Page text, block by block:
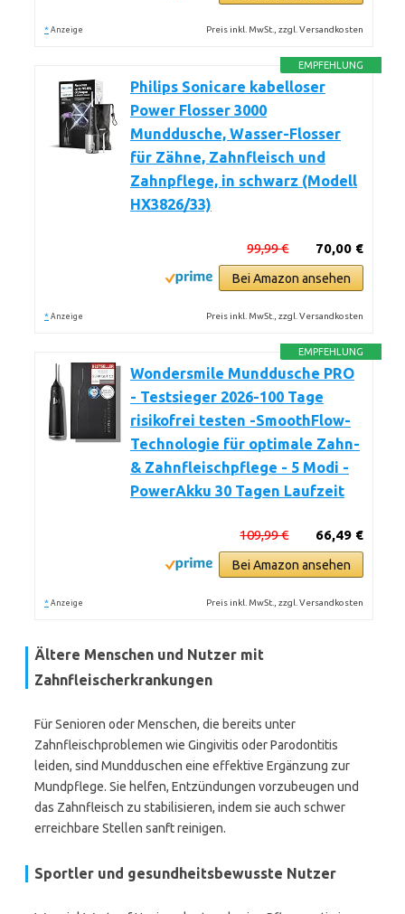
* Anzeige Preis inkl. MwSt., zzgl. Versandkosten
EMPFEHLUNG
Philips Sonicare kabelloser
Power Flosser 3000
Munddusche, Wasser-Flosser
für Zähne, Zahnfleisch und
Zahnpflege, in schwarz (Modell
HX3826/33)
70,00 €
99,99 €
Bei Amazon ansehen
* Anzeige Preis inkl. MwSt., zzgl. Versandkosten
EMPFEHLUNG
Wondersmile Munddusche PRO
- Testsieger 2026-100 Tage
risikofrei testen -SmoothFlow-
Technologie für optimale Zahn-
& Zahnfleischpflege - 5 Modi -
PowerAkku 30 Tagen Laufzeit
66,49 €
109,99 €
Bei Amazon ansehen
* Anzeige Preis inkl. MwSt., zzgl. Versandkosten
Ältere Menschen und Nutzer mit
Zahnfleischerkrankungen
Für Senioren oder Menschen, die bereits unter
Zahnfleischproblemen wie Gingivitis oder Parodontitis
leiden, sind Mundduschen eine effektive Ergänzung zur
Mundpflege. Sie helfen, Entzündungen vorzubeugen und
das Zahnfleisch zu stabilisieren, indem sie auch schwer
erreichbare Stellen sanft reinigen.
Sportler und gesundheitsbewusste Nutzer